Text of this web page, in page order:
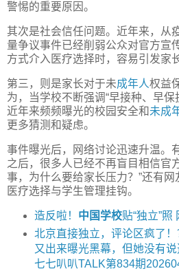
警惕的重要原因。
其次是社会信任问题。近年来，从
量争议事件已经削弱公众对官方宣
方式介入医疗选择时，容易引发家
第三，则是家长对于未成年人权益
为，当学校不断强调“早接种、早保
近年来频频曝光的校园安全和 未成
更多猜测和疑虑。
事件曝光后，网络讨论迅速升温。
之后，很多人已经不再盲目相信官
事，为什么要给家长压力？”还有
医疗选择与学生管理挂钩。
造反啦！ 中国学校贴“独立”照
北京直接独立，评论区疯了！
又出来曝光黑幕，但她没有说
七七叭叭TALK第834期